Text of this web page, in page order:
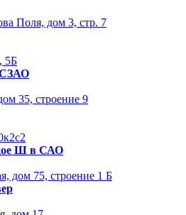
Поля, дом 3, стр. 7
5Б
СЗАО
35, строение 9
Ш в САО
дом 75, строение 1 Б